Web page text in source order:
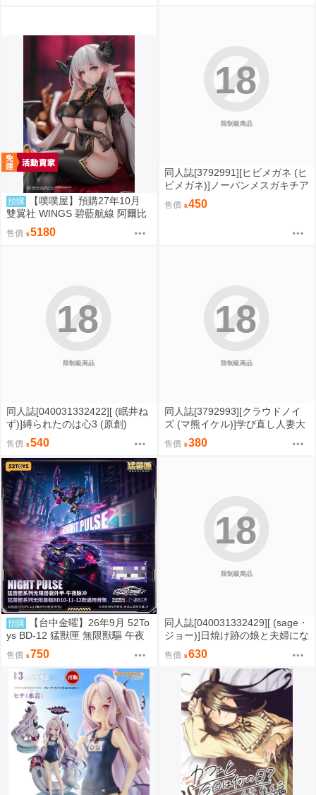
預購
【噗噗屋】預購27年10月
雙翼社 WINGS 碧藍航線 阿爾比
恩 銀月下的夜之眷屬 1/7 免訂金
售價 5180
限制級商品
18
同人誌[3792991][ヒビメガネ (ヒ
ビメガネ)]ノーパンメスガキチア
ガール ヌキあり文化祭編 (原創)
售價 450
限制級商品
18
同人誌[040031332422][ (眠井ね
ず)]縛られたのは心3 (原創)
售價 540
限制級商品
18
同人誌[3792993][クラウドノイ
ズ (マ熊イケル)]学び直し人妻大
学生チャラ男に堕ちる (原創)
售價 380
預購
【台中金曜】26年9月 52To
ys BD-12 猛獸匣 無限獸驅 午夜
脈衝 套裝 外甲+骨架 0815
售價 750
限制級商品
18
同人誌[040031332429][ (sage・
ジョー)]日焼け跡の娘と夫婦にな
ったその夜、義母もうっかり孕
ませてしまう夏プラス (原創)
售價 630